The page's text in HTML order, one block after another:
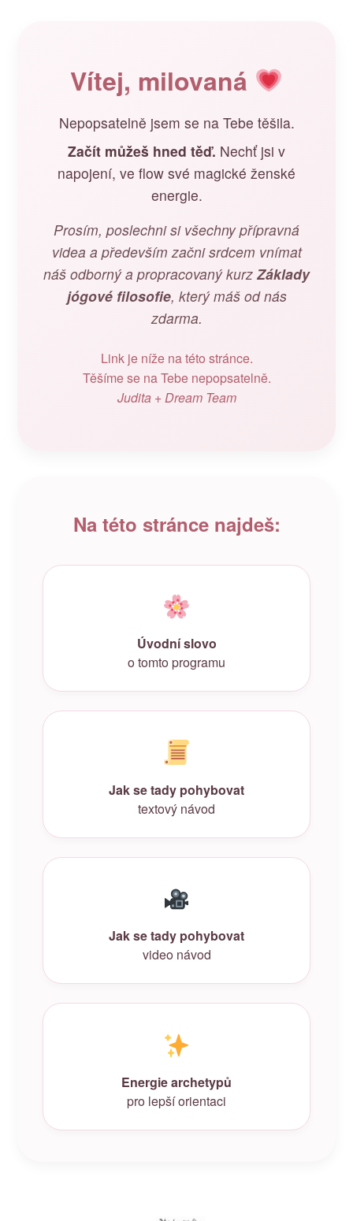
Vítej, milovaná
Nepopsatelně jsem se na Tebe těšila.
Začít můžeš hned těď. Nechť jsi v
napojení, ve flow své magické ženské
energie.
Prosím, poslechni si všechny přípravná
videa a především začni srdcem vnímat
náš odborný a propracovaný kurz Základy
jógové filosofie, který máš od nás
zdarma.
Link je níže na této stránce.
Těšíme se na Tebe nepopsatelně.
Judita + Dream Team
Na této stránce najdeš:
Úvodní slovo
o tomto programu
Jak se tady pohybovat
textový návod
Jak se tady pohybovat
video návod
Energie archetypů
pro lepší orientaci